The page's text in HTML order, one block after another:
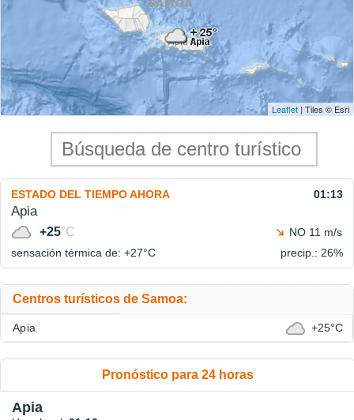
Leaflet | Tiles © Esri
ESTADO DEL TIEMPO AHORA 01:13
Apia
+25°C
NO 11 m/s
sensación térmica de: +27°C precip.: 26%
Centros turísticos de Samoa:
Apia +25°C
Pronóstico para 24 horas
Apia